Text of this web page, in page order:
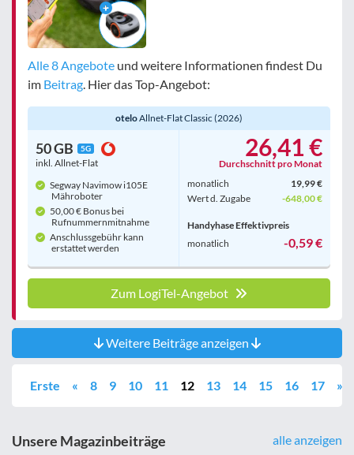
Alle 8 Angebote und weitere Informationen findest Du
im Beitrag. Hier das Top-Angebot:
oteloAllnet-Flat Classic (2026)
50 GB 5G
inkl. Allnet-Flat
Segway Navimow i105E
Mähroboter
50,00 € Bonus bei
Rufnummern­mitnahme
Anschlussgebühr kann
erstattet werden
26,41 €
Durchschnitt pro Monat
monatlich
19,99 €
Wert d. Zugabe
-648,00 €
Handyhase Effektivpreis
monatlich
-0,59 €
Zum LogiTel-Angebot
Weitere Beiträge anzeigen
Erste « 8 9 10 11 12 13 14 15 16 17 »
Unsere Magazinbeiträge alle anzeigen